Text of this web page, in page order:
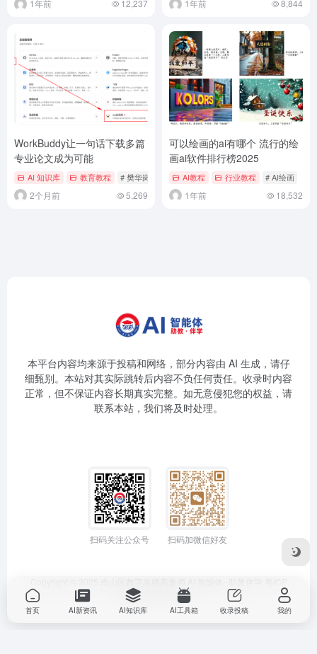
1年前 12,237 1年前 8,844
WorkBuddy让一句话下载多篇
专业论文成为可能
AI 知识库 教育教程 # 樊华岗名班主任工作室
2个月前 5,269
可以绘画的ai有哪个 流行的绘
画ai软件排行榜2025
AI教程 行业教程 # AI绘画
1年前 18,532
本平台内容均来源于投稿和网络，部分内容由 AI 生成，请仔
细甄别。本站对其实际跳转后内容不负任何责任。收录时内容
正常，但不保证内容长期真实完整。如无意侵犯您的权益，请
联系本站，我们将及时处理。
扫码关注公众号 扫码加微信好友
备2025399194号-1
首页 AI新资讯 AI知识库 AI工具箱 收录投稿 我的